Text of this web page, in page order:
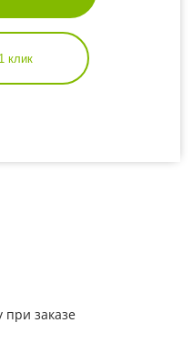
клик
при заказе